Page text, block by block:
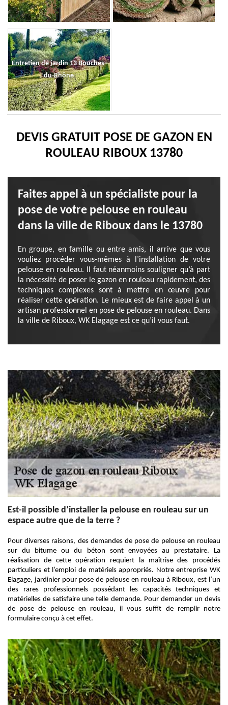
Entretien de jardin 13 Bouches-
du-Rhône
DEVIS GRATUIT POSE DE GAZON EN
ROULEAU RIBOUX 13780
Faites appel à un spécialiste pour la
pose de votre pelouse en rouleau
dans la ville de Riboux dans le 13780
En groupe, en famille ou entre amis, il arrive que vous
vouliez procéder vous-mêmes à l’installation de votre
pelouse en rouleau. Il faut néanmoins souligner qu’à part
la nécessité de poser le gazon en rouleau rapidement, des
techniques complexes sont à mettre en œuvre pour
réaliser cette opération. Le mieux est de faire appel à un
artisan professionnel en pose de pelouse en rouleau. Dans
la ville de Riboux, WK Elagage est ce qu’il vous faut.
Est-il possible d’installer la pelouse en rouleau sur un
espace autre que de la terre ?
Pour diverses raisons, des demandes de pose de pelouse en rouleau
sur du bitume ou du béton sont envoyées au prestataire. La
réalisation de cette opération requiert la maîtrise des procédés
particuliers et l’emploi de matériels appropriés. Notre entreprise WK
Elagage, jardinier pour pose de pelouse en rouleau à Riboux, est l’un
des rares professionnels possédant les capacités techniques et
matérielles de satisfaire une telle demande. Pour demander un devis
de pose de pelouse en rouleau, il vous suffit de remplir notre
formulaire conçu à cet effet.